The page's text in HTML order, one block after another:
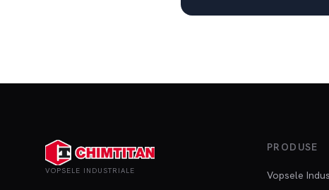
VOPSELE INDUSTRIALE
PRODUSE
Vopsele